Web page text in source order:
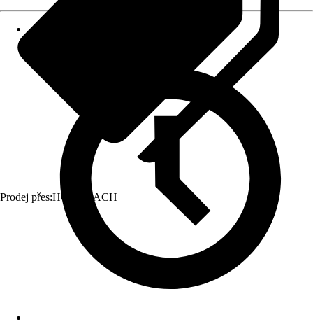
Prodej přes:HORNBACH